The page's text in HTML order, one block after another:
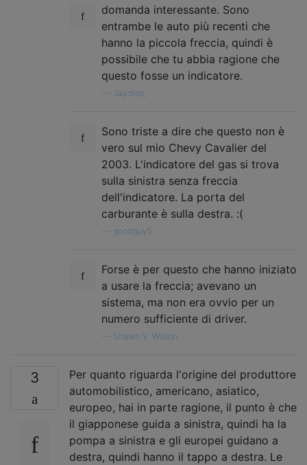
domanda interessante. Sono
entrambe le auto più recenti che
hanno la piccola freccia, quindi è
possibile che tu abbia ragione che
questo fosse un indicatore.
Jaydles,
Sono triste a dire che questo non è
vero sul mio Chevy Cavalier del
2003. L'indicatore del gas si trova
sulla sinistra senza freccia
dell'indicatore. La porta del
carburante è sulla destra. :(
goodguy5
Forse è per questo che hanno iniziato
a usare la freccia; avevano un
sistema, ma non era ovvio per un
numero sufficiente di driver.
Shawn V. Wilson,
3
Per quanto riguarda l'origine del produttore
automobilistico, americano, asiatico,
europeo, hai in parte ragione, il punto è che
il giapponese guida a sinistra, quindi ha la
pompa a sinistra e gli europei guidano a
destra, quindi hanno il tappo a destra. Le